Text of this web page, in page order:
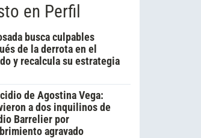
en Perfil
busca culpables
de la derrota en el
y recalcula su estrategia
de Agostina Vega:
a dos inquilinos de
Barrelier por
agravado